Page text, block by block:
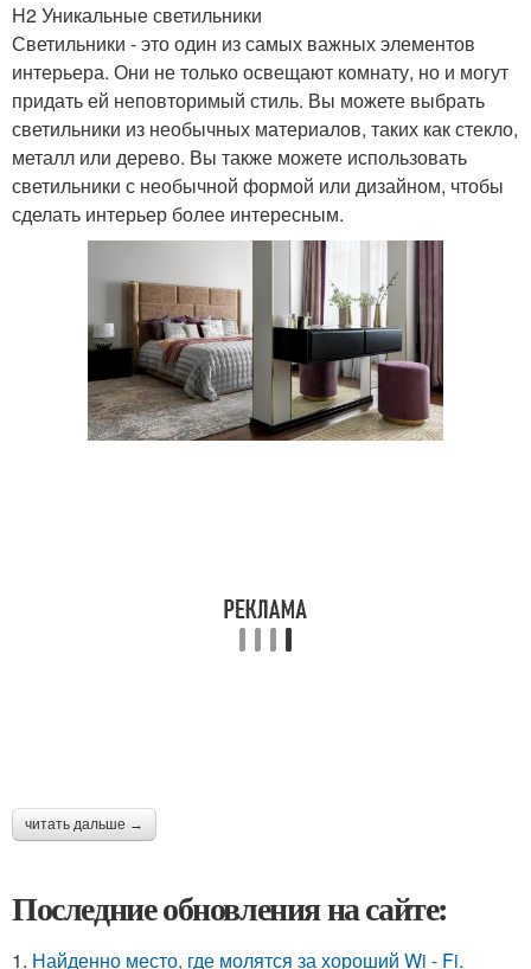
H2 Уникальные светильники
Светильники - это один из самых важных элементов
интерьера. Они не только освещают комнату, но и могут
придать ей неповторимый стиль. Вы можете выбрать
светильники из необычных материалов, таких как стекло,
металл или дерево. Вы также можете использовать
светильники с необычной формой или дизайном, чтобы
сделать интерьер более интересным.
читать дальше →
Последние обновления на сайте:
1. Найденно место, где молятся за хороший Wi - Fi.